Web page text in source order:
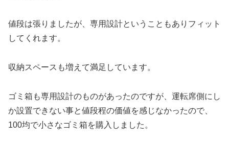
値段は張りましたが、専用設計ということもありフィット
してくれます。
収納スペースも増えて満足しています。
ゴミ箱も専用設計のものがあったのですが、運転席側にし
か設置できない事と値段程の価値を感じなかったので、
100均で小さなゴミ箱を購入しました。